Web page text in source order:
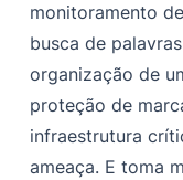
monitoramento
busca de
organização de
proteção de
infraestrutura
ameaça. E toma